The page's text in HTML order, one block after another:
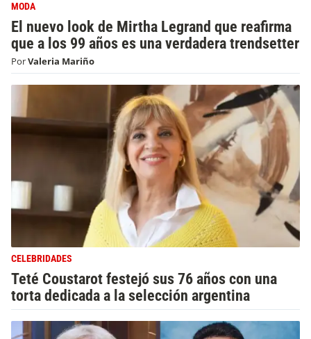
MODA
El nuevo look de Mirtha Legrand que reafirma
que a los 99 años es una verdadera trendsetter
PorValeria Mariño
CELEBRIDADES
Teté Coustarot festejó sus 76 años con una
torta dedicada a la selección argentina